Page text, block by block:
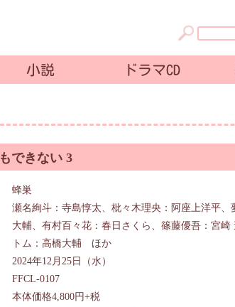
小説 ドラマCD
できない 3
蜂巣
瀬名絢斗：寺島惇太、枇々木理央：阿座上洋平、
大輔、有村百々花：春日さくら、篠藤優吾：宮崎
トム：高橋大輔 ほか
2024年12月25日（水）
FFCL-0107
本体価格4,800円+税